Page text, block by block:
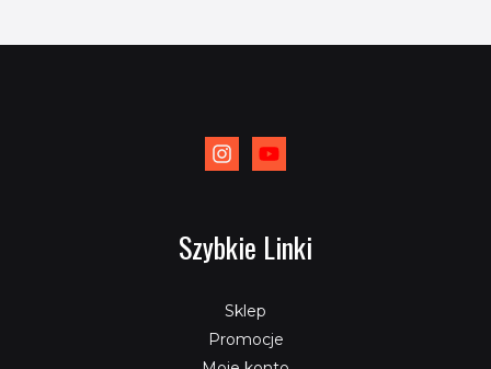
Szybkie Linki
Sklep
Promocje